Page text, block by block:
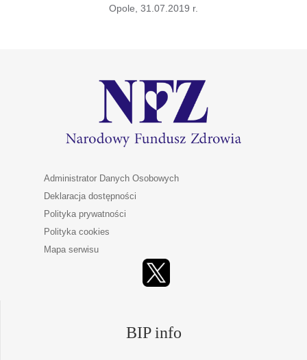
Opole, 31.07.2019 r.
Administrator Danych Osobowych
Deklaracja dostępności
Polityka prywatności
Polityka cookies
Mapa serwisu
BIP info